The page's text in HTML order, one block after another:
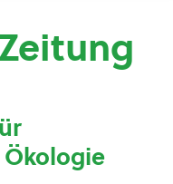
Zeitung